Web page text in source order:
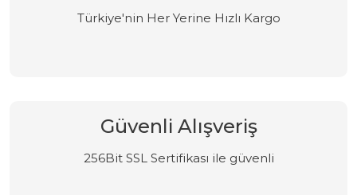
Türkiye'nin Her Yerine Hızlı Kargo
Güvenli Alışveriş
256Bit SSL Sertifikası ile güvenli